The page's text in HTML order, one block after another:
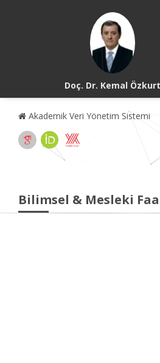
Doç. Dr. Kemal Özkurt
Akademik Veri Yönetim Sistemi
Bilimsel & Mesleki